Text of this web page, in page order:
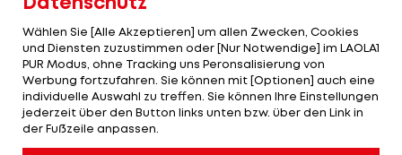
Gesamtsiegs von Max Schachmann aber als voller
Erfolg.
Bereits vor dem Frankreich-Aufenthalt hatte sich
Konrad als Vorsichtsmaßnahme zum Schutz seiner
Freundin mit dem Neugeborenen bei seinen
Wählen Sie [Alle Akzeptieren] um allen Zwecken, Cookies
und Diensten zuzustimmen oder [Nur Notwendige] im LAOLA1
PUR Modus, ohne Tracking uns Peronsalisierung von
Werbung fortzufahren. Sie können mit [Optionen] auch eine
individuelle Auswahl zu treffen. Sie können Ihre Einstellungen
jederzeit über den Button links unten bzw. über den Link in
der Fußzeile anpassen.